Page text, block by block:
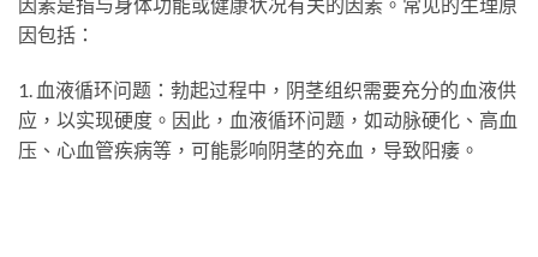
因包括：
1. 血液循环问题：勃起过程中，阴茎组织需要充分的血液供
应，以实现硬度。因此，血液循环问题，如动脉硬化、高血
压、心血管疾病等，可能影响阴茎的充血，导致阳痿。